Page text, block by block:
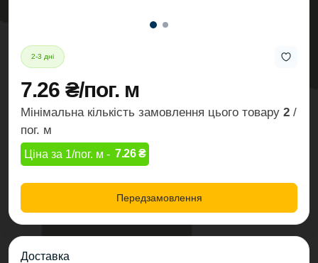
2-3 дні
7.26 ₴/пог. м
Мінімальна кількість замовлення цього товару 2 /
пог. м
Ціна за 1/пог. м - 7.26 ₴
Передзамовлення
Доставка